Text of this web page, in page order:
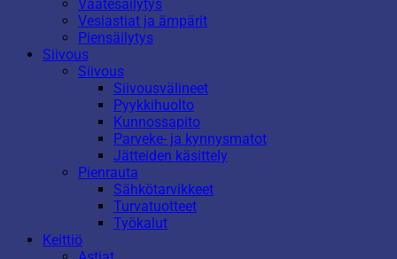
Vaatesäilytys
Vesiastiat ja ämpärit
Piensäilytys
Siivous
Siivous
Siivousvälineet
Pyykkihuolto
Kunnossapito
Parveke- ja kynnysmatot
Jätteiden käsittely
Pienrauta
Sähkötarvikkeet
Turvatuotteet
Työkalut
Keittiö